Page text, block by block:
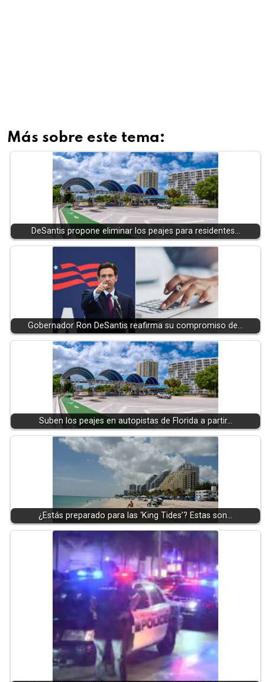
Más sobre este tema:
DeSantis propone eliminar los peajes para residentes…
Gobernador Ron DeSantis reafirma su compromiso de…
Suben los peajes en autopistas de Florida a partir…
¿Estás preparado para las ‘King Tides’? Estas son…